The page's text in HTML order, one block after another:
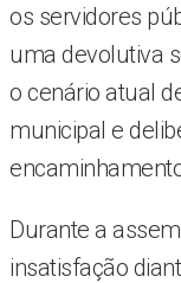
os servidores
uma devolutiva
o cenário atual
municipal e
Durante a
insatisfação